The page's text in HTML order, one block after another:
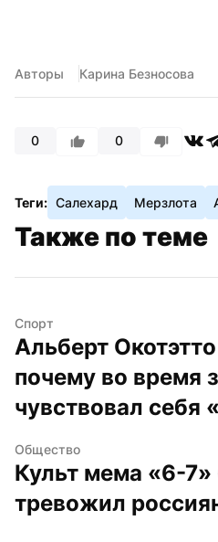
Авторы Карина Безносова
0 0
Теги: Салехард Мерзлота
Также по теме
Спорт
Альберт
почему во время
чувствовал себя
Общество
Культ мема «6-
тревожил